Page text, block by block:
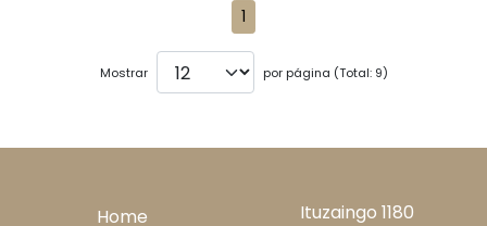
1
Mostrar por página (Total: 9)
Home Ituzaingo 1180